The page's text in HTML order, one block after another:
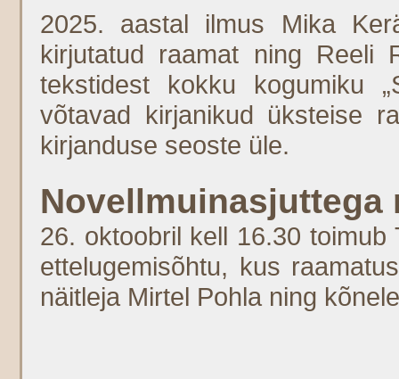
2025. aastal ilmus Mika
kirjutatud raamat ning Reeli
tekstidest kokku kogumiku
võtavad kirjanikud üksteise
kirjanduse seoste üle.
Novellmuinasjuttega
26. oktoobril kell 16.30 toimub
ettelugemisõhtu, kus
näitleja Mirtel Pohla ning